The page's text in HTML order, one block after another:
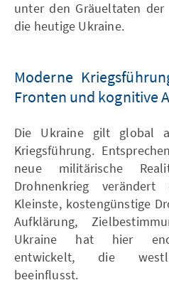
unter den Gräueltaten
die heutige Ukraine.
Moderne
Fronten und kognitive
Die Ukraine gilt global
Kriegsführung.
neue militärische
Drohnenkrieg verändert
Kleinste, kostengünstige
Aufklärung,
Ukraine hat hier
entwickelt, die
beeinflusst.